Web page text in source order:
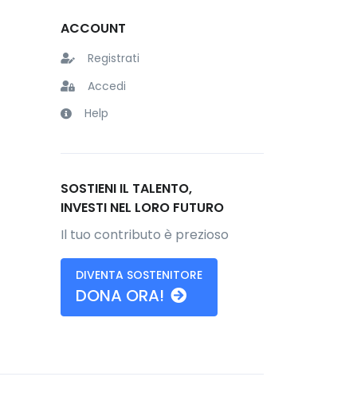
ACCOUNT
Registrati
Accedi
Help
SOSTIENI IL TALENTO,
INVESTI NEL LORO FUTURO
Il tuo contributo è prezioso
DIVENTA SOSTENITORE
DONA ORA!